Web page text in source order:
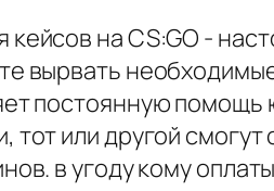
на CS:GO -
вырвать
постоянную
или другой смогут
в угоду кому